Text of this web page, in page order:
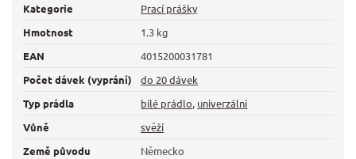
Kategorie
Prací prášky
Hmotnost
1.3 kg
EAN
4015200031781
Počet dávek (vyprání)
do 20 dávek
Typ prádla
bílé prádlo, univerzální
Vůně
svěží
Země původu
Německo